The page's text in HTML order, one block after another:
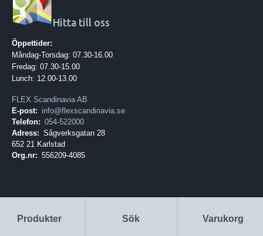
Produkter Sök Varukorg
Hitta till oss
Öppettider:
Måndag-Torsdag: 07.30-16.00
Fredag: 07.30-15.00
Lunch: 12.00-13.00
FLEX Scandinavia AB
E-post: info@flexscandinavia.se
Telefon: 054-522000
Adress: Sågverksgatan 28
652 21 Karlstad
Org.nr: 556209-4085